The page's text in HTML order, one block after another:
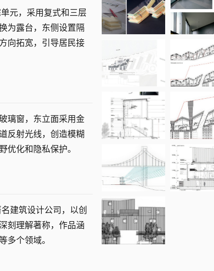
元，采用复式和三层
为露台，东侧设置隔
向拓宽，引导居民接
璃窗，东立面采用金
反射光线，创造模糊
优化和隐私保护。
建筑设计公司，以创
刻理解著称，作品涵
多个领域。